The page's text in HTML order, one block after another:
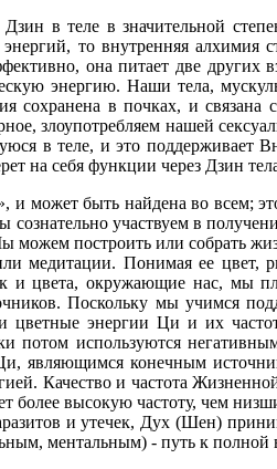
в теле в значительной
то внутренняя алхимия
она питает две других
энергию. Наши тела,
сохранена в почках, и
злоупотребляем нашей
в теле, и это поддерживает
на себя функции через Дзин
и может быть найдена во
участвуем в
можем построить или
медитации. Понимая ее
и цвета, окружающие нас,
Поскольку мы учимся
цветные энергии Ци и их
потом используются
являющимся конечным
Качество и частота
более высокую частоту, чем
и утечек, Дух (Шен)
ментальным) - путь к